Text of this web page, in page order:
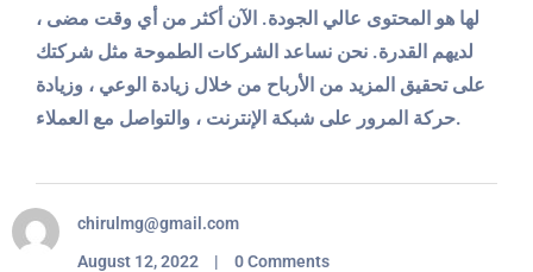
لها هو المحتوى عالي الجودة. الآن أكثر من أي وقت مضى ،
لديهم القدرة. نحن نساعد الشركات الطموحة مثل شركتك
على تحقيق المزيد من الأرباح من خلال زيادة الوعي ، وزيادة
حركة المرور على شبكة الإنترنت ، والتواصل مع العملاء.
chirulmg@gmail.com
August 12, 2022 | 0 Comments